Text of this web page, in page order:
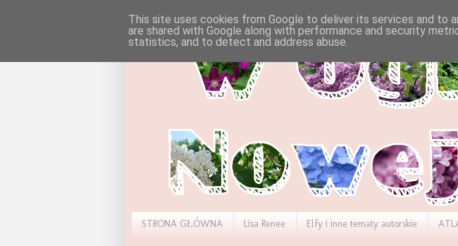
STRONA GŁÓWNA Lisa Renee Elfy i inne tematy autorskie
This site uses cookies from Google to deliver its services and to
are shared with Google along with performance and security
statistics, and to detect and address abuse.